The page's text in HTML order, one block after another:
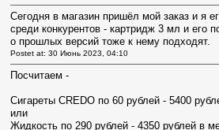
Сегодня в магазин пришёл мой заказ и я
среди конкурентов - картридж 3 мл и его
о прошлых версий тоже к нему подходят.
Postet at: 30 Июнь 2023, 04:10
Посчитаем -
Сигареты CREDO по 60 рублей - 5400
или
Жидкость по 290 рублей - 4350 рублей в